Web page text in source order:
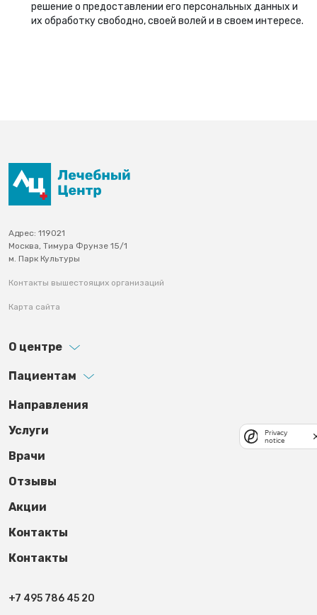
решение о предоставлении его персональных данных и
их обработку свободно, своей волей и в своем интересе.
Адрес: 119021
Москва, Тимура Фрунзе 15/1
м. Парк Культуры
Контакты вышестоящих организаций
Карта сайта
О центре
Пациентам
Footer third
Направления
Услуги
Врачи
Отзывы
Акции
Контакты
Контакты
+7 495 786 45 20
Privacy
notice